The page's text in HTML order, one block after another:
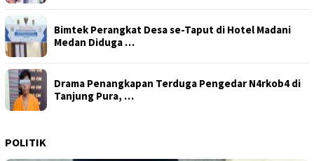
Bimtek Perangkat Desa se-Taput di Hotel Madani
Medan Diduga …
Drama Penangkapan Terduga Pengedar N4rkob4 di
Tanjung Pura, …
POLITIK